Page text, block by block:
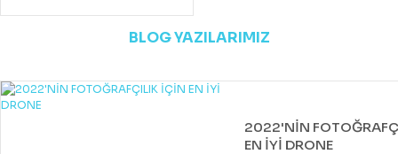
BLOG YAZILARIMIZ
2022'NİN
EN İYİ DRONE